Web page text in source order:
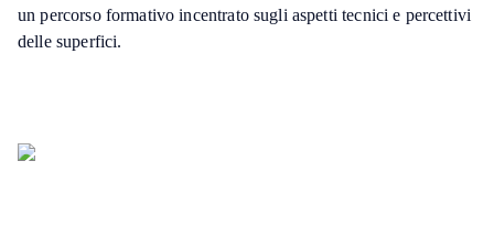
un percorso formativo incentrato sugli aspetti tecnici e percettivi
delle superfici.